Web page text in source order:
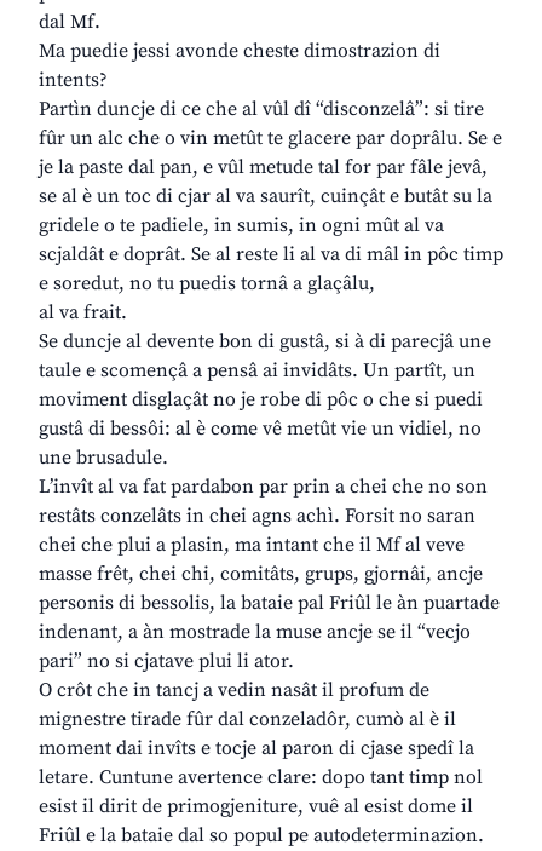
dal Mf.
Ma puedie jessi avonde cheste dimostrazion di
intents?
Partìn duncje di ce che al vûl dî “disconzelâ”: si tire
fûr un alc che o vin metût te glacere par doprâlu. Se e
je la paste dal pan, e vûl metude tal for par fâle jevâ,
se al è un toc di cjar al va saurît, cuinçât e butât su la
gridele o te padiele, in sumis, in ogni mût al va
scjaldât e doprât. Se al reste li al va di mâl in pôc timp
e soredut, no tu puedis tornâ a glaçâlu,
al va frait.
Se duncje al devente bon di gustâ, si à di parecjâ une
taule e scomençâ a pensâ ai invidâts. Un partît, un
moviment disglaçât no je robe di pôc o che si puedi
gustâ di bessôi: al è come vê metût vie un vidiel, no
une brusadule.
L’invît al va fat pardabon par prin a chei che no son
restâts conzelâts in chei agns achì. Forsit no saran
chei che plui a plasin, ma intant che il Mf al veve
masse frêt, chei chi, comitâts, grups, gjornâi, ancje
personis di bessolis, la bataie pal Friûl le àn puartade
indenant, a àn mostrade la muse ancje se il “vecjo
pari” no si cjatave plui li ator.
O crôt che in tancj a vedin nasât il profum de
mignestre tirade fûr dal conzeladôr, cumò al è il
moment dai invîts e tocje al paron di cjase spedî la
letare. Cuntune avertence clare: dopo tant timp nol
esist il dirit de primogjeniture, vuê al esist dome il
Friûl e la bataie dal so popul pe autodeterminazion.